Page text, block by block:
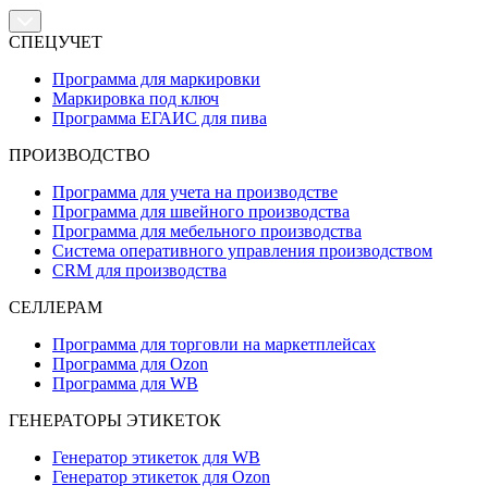
СПЕЦУЧЕТ
Программа для маркировки
Маркировка под ключ
Программа ЕГАИС для пива
ПРОИЗВОДСТВО
Программа для учета на производстве
Программа для швейного производства
Программа для мебельного производства
Система оперативного управления производством
CRM для производства
СЕЛЛЕРАМ
Программа для торговли на маркетплейсах
Программа для Ozon
Программа для WB
ГЕНЕРАТОРЫ ЭТИКЕТОК
Генератор этикеток для WB
Генератор этикеток для Ozon